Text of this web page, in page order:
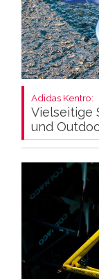
Adidas Kentro:
Vielseitige
und